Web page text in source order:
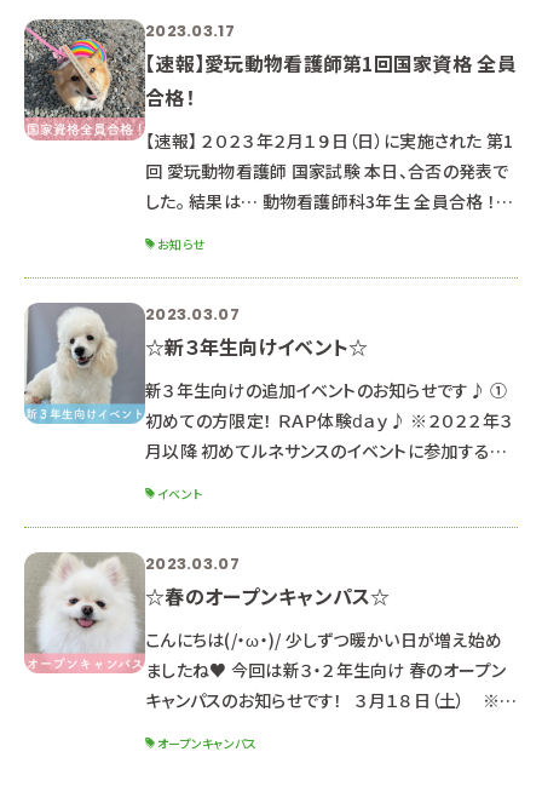
2023.03.17
【速報】愛玩動物看護師第1回国家資格 全員
合格！
【速報】 ２０２３年２月１９日（日）に実施された 第1
回 愛玩動物看護師 国家試験 本日、合否の発表で
した。 結果は… 動物看護師科3年生 全員合格 ！！！
加お待ちしています♪ ■今後の日程 ３月２５日
（土）４月２２日（土） ▶▶予約はこちらから！
お知らせ
2023.03.07
☆新３年生向けイベント☆
新３年生向けの追加イベントのお知らせです♪ ①
初めての方限定！ ＲＡＰ体験ⅾａｙ♪ ※２０２２年３
月以降 初めてルネサンスのイベントに参加する新
ント☆ オープンキャンパスとは異なり、少人数制の
体験イベントです♪ 進路研究を始めたばかりの方
も大丈夫！ ルネサンスの雰囲気が分かります(/・
ω・)/ ☆スケジュール☆ ３月２５日（土）１３：３０～
（受
イベント
2023.03.07
☆春のオープンキャンパス☆
こんにちは(/・ω・)/ 少しずつ暖かい日が増え始め
ましたね♥ 今回は新３・２年生向け 春のオープン
キャンパスのお知らせです！ ３月１８日（土） ※定
オープンキャンパス